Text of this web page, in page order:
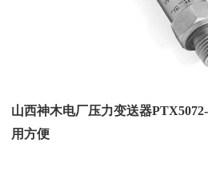
山西神木电厂压力变送器
用方便